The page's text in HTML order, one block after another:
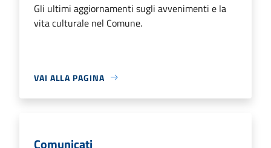
Gli ultimi aggiornamenti sugli avvenimenti e la
vita culturale nel Comune.
VAI ALLA PAGINA
Comunicati